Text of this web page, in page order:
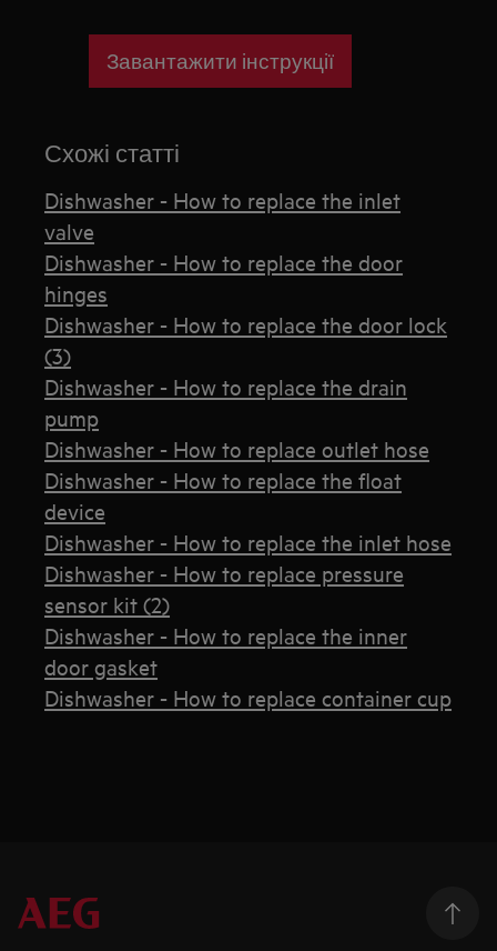
Завантажити інструкції
Схожі статті
Dishwasher - How to replace the inlet
valve
Dishwasher - How to replace the door
hinges
Dishwasher - How to replace the door lock
(3)
Dishwasher - How to replace the drain
pump
Dishwasher - How to replace outlet hose
Dishwasher - How to replace the float
device
Dishwasher - How to replace the inlet hose
Dishwasher - How to replace pressure
sensor kit (2)
Dishwasher - How to replace the inner
door gasket
Dishwasher - How to replace container cup